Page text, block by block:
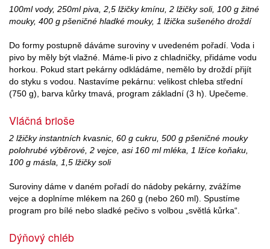
100ml vody, 250ml piva, 2,5 lžičky kmínu, 2 lžičky soli, 100 g žitné
mouky, 400 g pšeničné hladké mouky, 1 lžička sušeného droždí
Do formy postupně dáváme suroviny v uvedeném pořadí. Voda i
pivo by měly být vlažné. Máme-li pivo z chladničky, přidáme vodu
horkou. Pokud start pekárny odkládáme, nemělo by droždí přijít
do styku s vodou. Nastavíme pekárnu: velikost chleba střední
(750 g), barva kůrky tmavá, program základní (3 h). Upečeme.
Vláčná brioše
2 lžičky instantních kvasnic, 60 g cukru, 500 g pšeničné mouky
polohrubé výběrové, 2 vejce, asi 160 ml mléka, 1 lžíce koňaku,
100 g másla, 1,5 lžičky soli
Suroviny dáme v daném pořadí do nádoby pekárny, zvážíme
vejce a doplníme mlékem na 260 g (nebo 260 ml). Spustíme
program pro bílé nebo sladké pečivo s volbou „světlá kůrka“.
Dýňový chléb